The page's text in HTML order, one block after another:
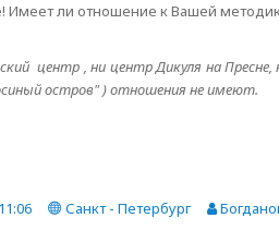
Имеет ли отношение к Вашей
центр , ни центр Дикуля на
остров" ) отношения не имеют.
Санкт - Петербург